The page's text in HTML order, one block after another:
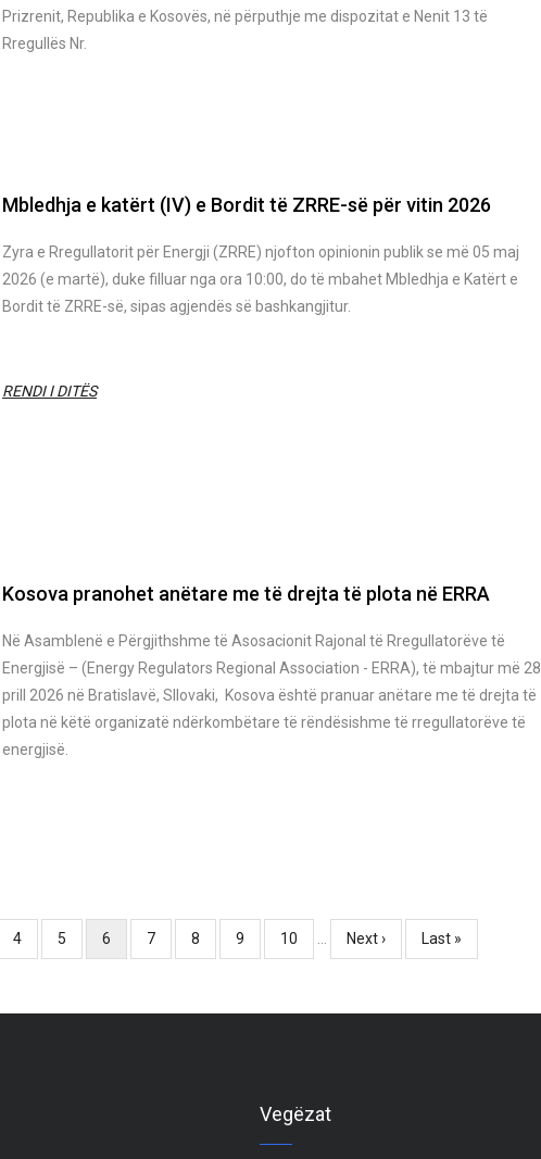
Prizrenit, Republika e Kosovës, në përputhje me dispozitat e Nenit 13 të
Rregullës Nr.
Mbledhja e katërt (IV) e Bordit të ZRRE-së për vitin 2026
Zyra e Rregullatorit për Energji (ZRRE) njofton opinionin publik se më 05 maj
2026 (e martë), duke filluar nga ora 10:00, do të mbahet Mbledhja e Katërt e
Bordit të ZRRE-së, sipas agjendës së bashkangjitur.
RENDI I DITËS
Kosova pranohet anëtare me të drejta të plota në ERRA
Në Asamblenë e Përgjithshme të Asosacionit Rajonal të Rregullatorëve të
Energjisë – (Energy Regulators Regional Association - ERRA), të mbajtur më 28
prill 2026 në Bratislavë, Sllovaki, Kosova është pranuar anëtare me të drejta të
plota në këtë organizatë ndërkombëtare të rëndësishme të rregullatorëve të
energjisë.
Page
4 Page
5
Current
page
6 Page
7 Page
8 Page
9 Page
10
Next
page
Next ›
Last
page
Last »
Vegëzat